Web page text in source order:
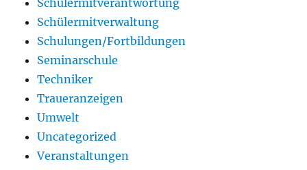
Schülermitverantwortung
Schülermitverwaltung
Schulungen/Fortbildungen
Seminarschule
Techniker
Traueranzeigen
Umwelt
Uncategorized
Veranstaltungen